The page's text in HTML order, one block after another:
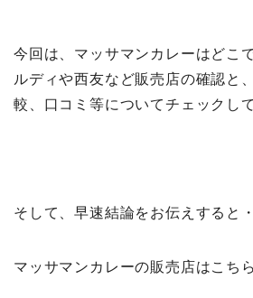
今回は、マッサマンカレーはどこ
ルディや西友など販売店の確認と
較、口コミ等についてチェックし
そして、早速結論をお伝えすると
マッサマンカレーの販売店はこち